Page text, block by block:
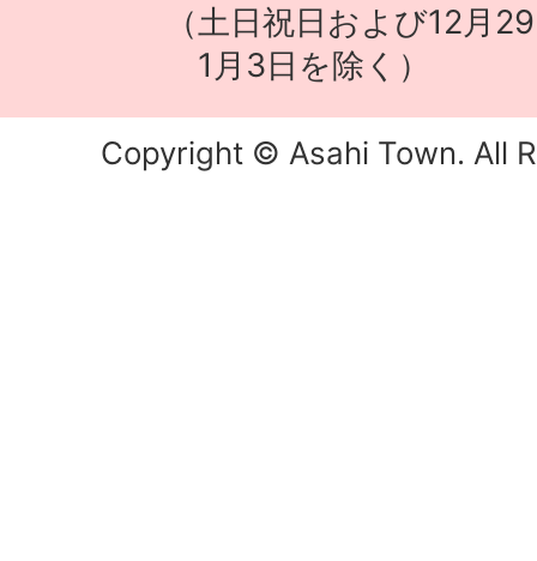
（土日祝日および12月29
1月3日を除く）
Copyright © Asahi Town. All